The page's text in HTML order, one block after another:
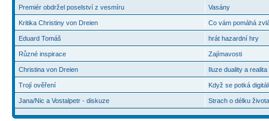
Premiér obdržel poselství z vesmíru
Kritika Christiny von Dreien
Eduard Tomáš
Různé inspirace
Christina von Dreien
Trojí ověření
Jana/Nic a Vostalpetr - diskuze
Vasány
Co vám pomáhá
hrát hazardní hry
Zajímavosti
Iluze duality a
Když se potká
Strach o délku